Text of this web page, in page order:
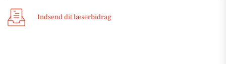
Indsend dit læserbidrag